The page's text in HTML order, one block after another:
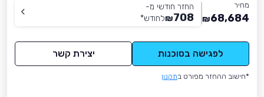
מחיר
68,684
₪
החזר חודשי מ-
708
₪לחודש*
לפגישה בסוכנות יצירת קשר
*חישוב ההחזר מפורט בתקנון